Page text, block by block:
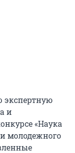
экспертную
и
«Наука
молодежного